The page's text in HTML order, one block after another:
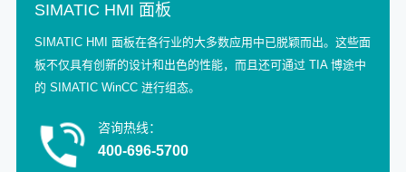
SIMATIC HMI 面板
SIMATIC HMI 面板在各行业的大多数应用中已脱颖而出。这些面
板不仅具有创新的设计和出色的性能，而且还可通过 TIA 博途中
的 SIMATIC WinCC 进行组态。
咨询热线：
400-696-5700